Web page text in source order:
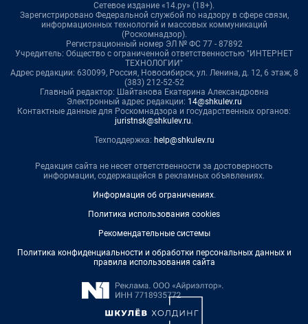
Сетевое издание «14.ру» (18+).
Зарегистрировано Федеральной службой по надзору в сфере связи,
информационных технологий и массовых коммуникаций
(Роскомнадзор).
Регистрационный номер ЭЛ № ФС 77 - 87892
Учредитель: Общество с ограниченной ответственностью "ИНТЕРНЕТ
ТЕХНОЛОГИИ"
Адрес редакции: 630099, Россия, Новосибирск, ул. Ленина, д. 12, 6 этаж, 8
(383) 212-52-52
Главный редактор: Шайтанова Екатерина Александровна
Электронный адрес редакции: 14@shkulev.ru
Контактные данные для Роскомнадзора и государственных органов:
juristnsk@shkulev.ru.
Техподдержка: help@shkulev.ru
Редакция сайта не несет ответственности за достоверность
информации, содержащейся в рекламных объявлениях.
Информация об ограничениях.
Политика использования cookies
Рекомендательные системы
Политика конфиденциальности и обработки персональных данных и
правила использования сайта